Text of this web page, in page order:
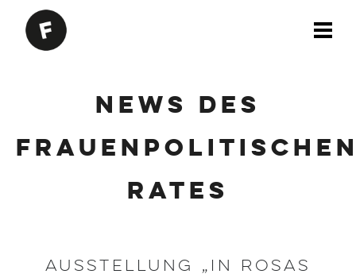
News des
Rates
Ausstellung „In Rosas